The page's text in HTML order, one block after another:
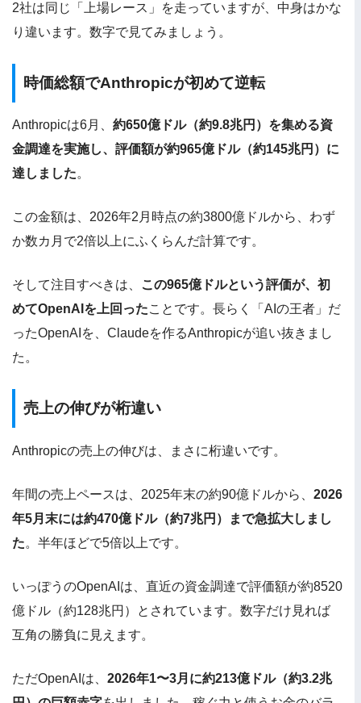
2社は同じ「上場レース」を走っていますが、中身はかな
り違います。数字で見てみましょう。
時価総額でAnthropicが初めて逆転
Anthropicは6月、 約650億ドル（約9.8兆円）を集める資
金調達を実施し、評価額が約965億ドル（約145兆円）に
達しました。
この金額は、2026年2月時点の約3800億ドルから、わず
か数カ月で2倍以上にふくらんだ計算です。
そして注目すべきは、
この965億ドルという評価が、初
めてOpenAIを上回ったことです。長らく「AIの王者」だ
ったOpenAIを、Claudeを作るAnthropicが追い抜きまし
た。
売上の伸びが桁違い
Anthropicの売上の伸びは、まさに桁違いです。
年間の売上ペースは、2025年末の約90億ドルから、 2026
年5月末には約470億ドル（約7兆円）まで急拡大しまし
た。半年ほどで5倍以上です。
いっぽうのOpenAIは、直近の資金調達で評価額が約8520
億ドル（約128兆円）とされています。数字だけ見れば
互角の勝負に見えます。
ただOpenAIは、 2026年1〜3月に約213億ドル（約3.2兆